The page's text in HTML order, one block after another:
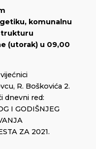
komunalnu
(utorak) u 09,00
R. Boškovića 2.
dnevni red:
I GODIŠNJEG
ZA 2021.